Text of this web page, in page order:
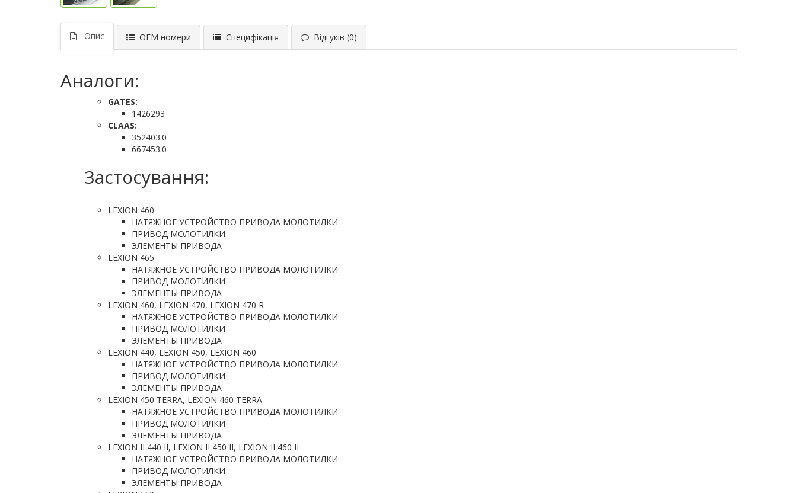
Опис ОЕМ номери Специфікація Відгуків (0)
Аналоги:
GATES:
1426293
CLAAS:
352403.0
667453.0
Застосування:
LEXION 460
НАТЯЖНОЕ УСТРОЙСТВО ПРИВОДА МОЛОТИЛКИ
ПРИВОД МОЛОТИЛКИ
ЭЛЕМЕНТЫ ПРИВОДА
LEXION 465
НАТЯЖНОЕ УСТРОЙСТВО ПРИВОДА МОЛОТИЛКИ
ПРИВОД МОЛОТИЛКИ
ЭЛЕМЕНТЫ ПРИВОДА
LEXION 460, LEXION 470, LEXION 470 R
НАТЯЖНОЕ УСТРОЙСТВО ПРИВОДА МОЛОТИЛКИ
ПРИВОД МОЛОТИЛКИ
ЭЛЕМЕНТЫ ПРИВОДА
LEXION 440, LEXION 450, LEXION 460
НАТЯЖНОЕ УСТРОЙСТВО ПРИВОДА МОЛОТИЛКИ
ПРИВОД МОЛОТИЛКИ
ЭЛЕМЕНТЫ ПРИВОДА
LEXION 450 TERRA, LEXION 460 TERRA
НАТЯЖНОЕ УСТРОЙСТВО ПРИВОДА МОЛОТИЛКИ
ПРИВОД МОЛОТИЛКИ
ЭЛЕМЕНТЫ ПРИВОДА
LEXION II 440 II, LEXION II 450 II, LEXION II 460 II
НАТЯЖНОЕ УСТРОЙСТВО ПРИВОДА МОЛОТИЛКИ
ПРИВОД МОЛОТИЛКИ
ЭЛЕМЕНТЫ ПРИВОДА